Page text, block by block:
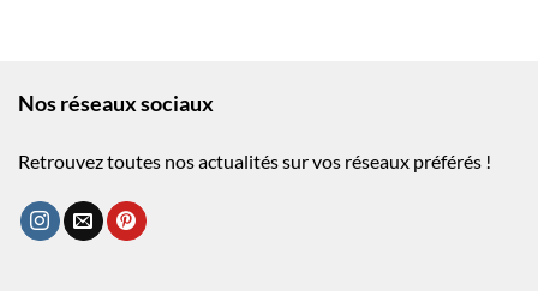
Nos réseaux sociaux
Retrouvez toutes nos actualités sur vos réseaux préférés !